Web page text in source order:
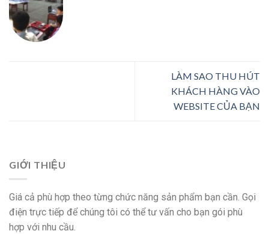
LÀM SAO THU HÚT
KHÁCH HÀNG VÀO
WEBSITE CỦA BẠN
GIỚI THIỆU
Giá cả phù hợp theo từng chức năng sản phẩm bạn cần. Gọi
điện trực tiếp để chúng tôi có thể tư vấn cho bạn gói phù
hợp với nhu cầu.